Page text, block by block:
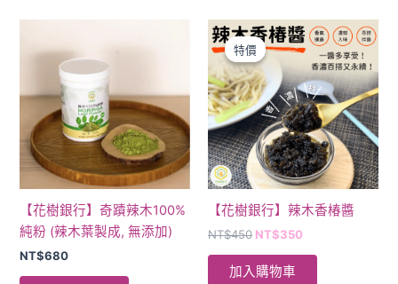
【花樹銀行】奇蹟辣木100%
純粉 (辣木葉製成, 無添加)
NT$680
特價
特價
【花樹銀行】辣木香椿醬
NT$450
原
始
價
格：
NT$450。
NT$350
目
前
價
格：
NT$350。
加入購物車